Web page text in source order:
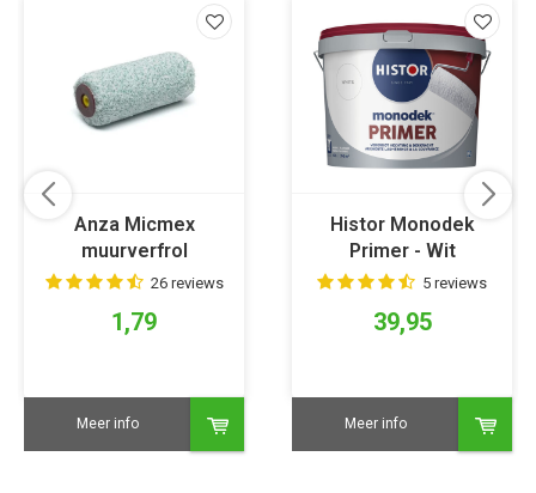
Anza Micmex
muurverfrol
26 reviews
1,79
Meer info
Histor Monodek
Primer - Wit
5 reviews
39,95
Meer info